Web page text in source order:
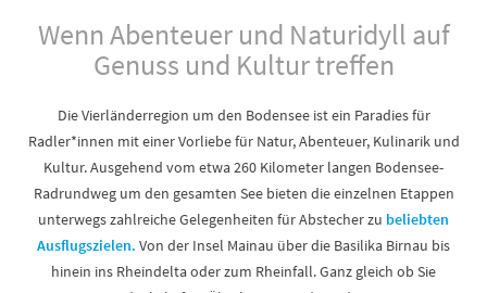
Wenn Abenteuer und Naturidyll auf
Genuss und Kultur treffen
Die Vierländerregion um den Bodensee ist ein Paradies für
Radler*innen mit einer Vorliebe für Natur, Abenteuer, Kulinarik und
Kultur. Ausgehend vom etwa 260 Kilometer langen Bodensee-
Radrundweg um den gesamten See bieten die einzelnen Etappen
unterwegs zahlreiche Gelegenheiten für Abstecher zu beliebten
Ausflugszielen. Von der Insel Mainau über die Basilika Birnau bis
hinein ins Rheindelta oder zum Rheinfall. Ganz gleich ob Sie